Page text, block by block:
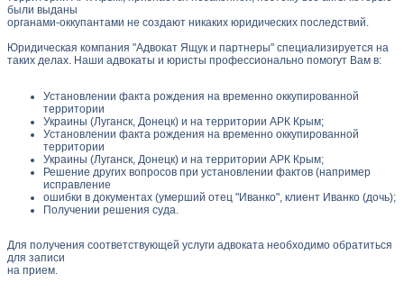
были выданы
органами-оккупантами не создают никаких юридических последствий.
Юридическая компания "Адвокат Ящук и партнеры" специализируется на
таких делах. Наши адвокаты и юристы профессионально помогут Вам в:
Установлении факта рождения на временно оккупированной
территории
Украины (Луганск, Донецк) и на территории АРК Крым;
Установлении факта рождения на временно оккупированной
территории
Украины (Луганск, Донецк) и на территории АРК Крым;
Решение других вопросов при установлении фактов (например
исправление
ошибки в документах (умерший отец "Иванко", клиент Иванко (дочь);
Получении решения суда.
Для получения соответствующей услуги адвоката необходимо обратиться
для записи
на прием.